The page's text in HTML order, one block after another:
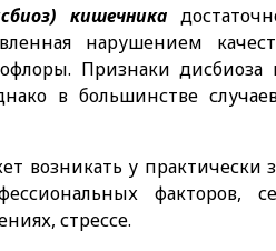
кишечника
нарушением
Признаки
в большинстве
возникать у
факторов,
стрессе.